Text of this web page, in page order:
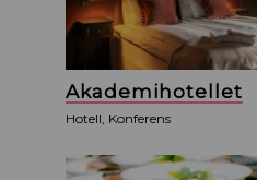
Akademihotellet
Hotell, Konferens